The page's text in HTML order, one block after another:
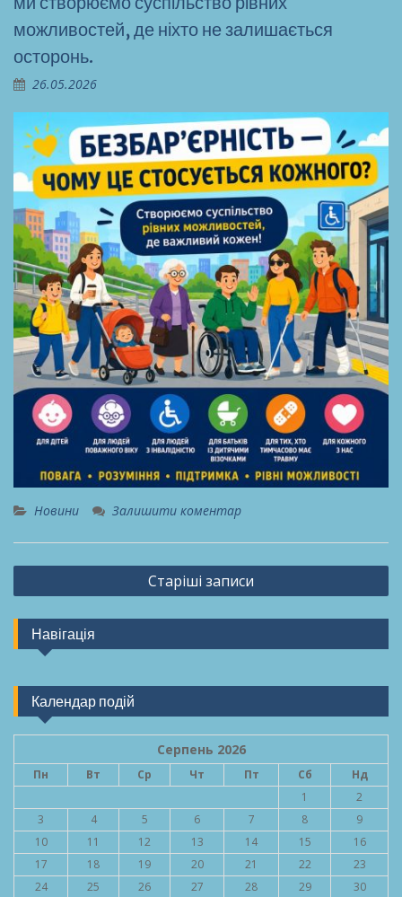
можливостей, де ніхто не залишається
осторонь.
26.05.2026
Новини Залишити коментар
Навігація
записів
Старіші записи
Навігація
Календар подій
Серпень 2026
Пн Вт Ср Чт Пт Сб
Нд
1
2
3
4 5 6 7 8
9
10
11 12 13 14 15
16
17
18 19 20 21 22
23
24
25 26 27 28 29
30